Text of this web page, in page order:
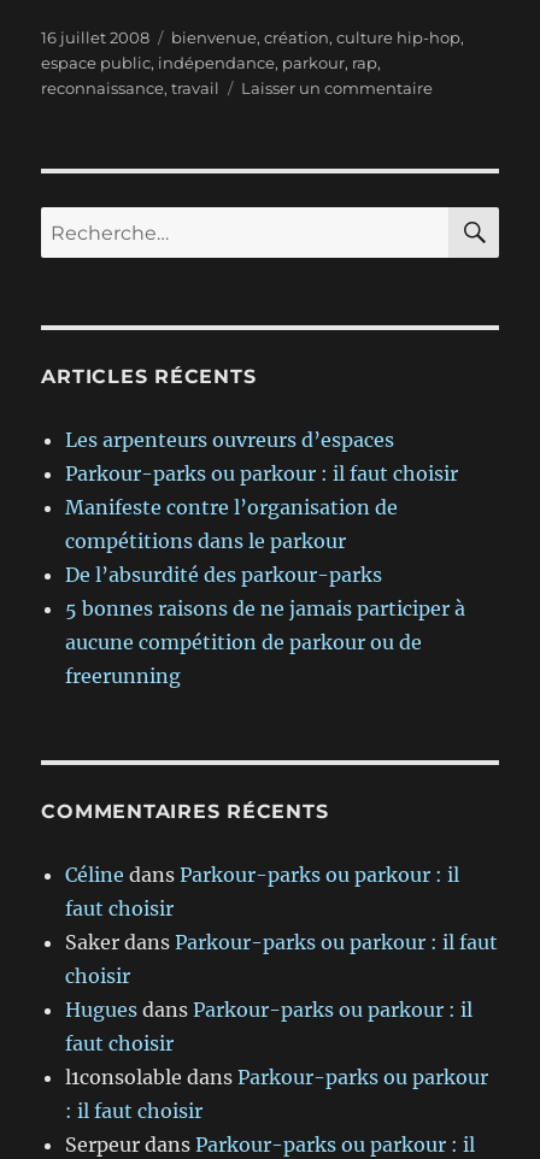
Publié
le
16 juillet 2008 Étiquettes
bienvenue,création,culture hip-hop,
espace public, indépendance, parkour, rap,
reconnaissance,travail Laisser un commentairesur
Recherche
pour :
ARTICLES RÉCENTS
Les arpenteurs ouvreurs d’espaces
Parkour-parks ou parkour : il faut choisir
Manifeste contre l’organisation de
compétitions dans le parkour
De l’absurdité des parkour-parks
5 bonnes raisons de ne jamais participer à
aucune compétition de parkour ou de
freerunning
COMMENTAIRES RÉCENTS
Céline dansParkour-parks ou parkour : il
faut choisir
Saker dansParkour-parks ou parkour : il faut
choisir
Hugues dansParkour-parks ou parkour : il
faut choisir
l1consolable dansParkour-parks ou parkour
: il faut choisir
Serpeur dansParkour-parks ou parkour : il